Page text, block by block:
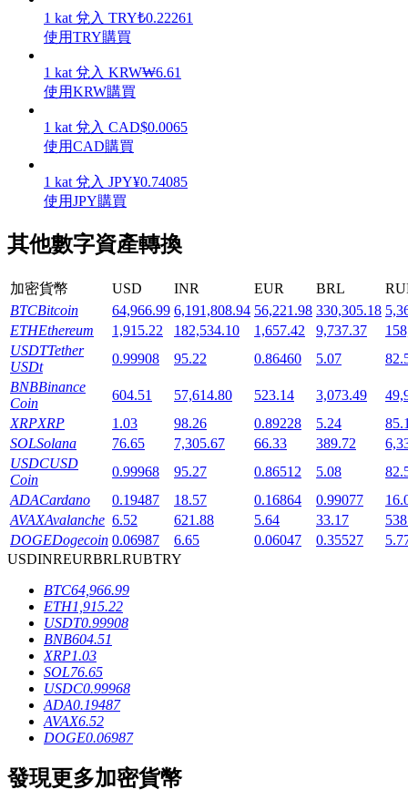
機槍池
一鍵質押鎖定高收益
Launchpool
活期質押獲得熱門資產
鎖倉BTR
輕鬆獲得多重福利
借貸數字貨幣，及時且安全的服務
1 kat 兌入 TRY₺0.22261
使用TRY購買
1 kat 兌入 KRW₩6.61
使用KRW購買
1 kat 兌入 CAD$0.0065
使用CAD購買
1 kat 兌入 JPY¥0.74085
使用JPY購買
其他數字資產轉換
加密貨幣 USD INR EUR BRL
BTCBitcoin 64,966.99 6,191,808.94 56,221.98 330,305.18
ETHEthereum 1,915.22 182,534.10 1,657.42 9,737.37
USDTTether
USDt
0.99908 95.22 0.86460 5.07
BNBBinance
Coin
604.51 57,614.80 523.14 3,073.49
XRPXRP 1.03 98.26 0.89228 5.24
SOLSolana 76.65 7,305.67 66.33 389.72
USDCUSD
Coin
0.99968 95.27 0.86512 5.08
ADACardano 0.19487 18.57 0.16864 0.99077
AVAXAvalanche 6.52 621.88 5.64 33.17
DOGEDogecoin 0.06987 6.65 0.06047 0.35527
USDINREURBRLRUBTRY
BTC64,966.99
ETH1,915.22
USDT0.99908
BNB604.51
XRP1.03
SOL76.65
USDC0.99968
ADA0.19487
AVAX6.52
DOGE0.06987
發現更多加密貨幣